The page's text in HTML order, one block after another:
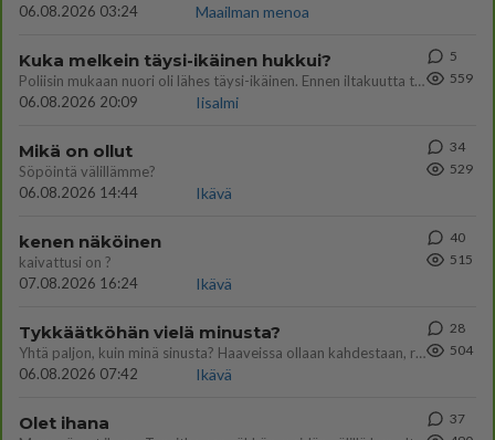
06.08.2026 03:24
Maailman menoa
Kuka melkein täysi-ikäinen hukkui?
Poliisin mukaan nuori oli lähes täysi-ikäinen. Ennen iltakuutta tulleen ilmoituksen mukaan ihminen oli joutunut mahdoll
06.08.2026 20:09
Iisalmi
5
559
Mikä on ollut
Söpöintä välillämme?
06.08.2026 14:44
Ikävä
34
529
kenen näköinen
kaivattusi on ?
07.08.2026 16:24
Ikävä
40
515
Tykkäätköhän vielä minusta?
Yhtä paljon, kuin minä sinusta? Haaveissa ollaan kahdestaan, rauhassa ja lähennytään fyysisesti ja tutustutaan syvemmin
06.08.2026 07:42
Ikävä
28
504
Olet ihana
37